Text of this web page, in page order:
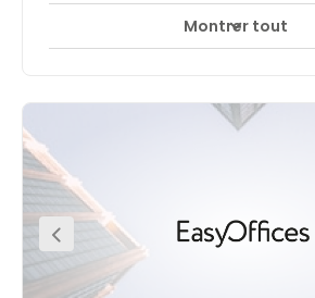
Centre-ville
de cette zone animée et dynamique où
personnes sont à l'œuvre.Cette zone est
haut profil et d'entreprises émergentes
secteurs pétrochimique, logistique et
centre est situé à proximité du centre
jonchée de restaurants, magasins de
services commerciaux, proposant ainsi
environnement de travail.
Montrer tout